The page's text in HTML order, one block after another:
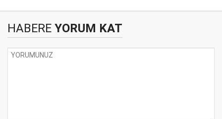
HABERE YORUM KAT